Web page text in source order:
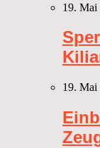
19. Mai
19. Mai